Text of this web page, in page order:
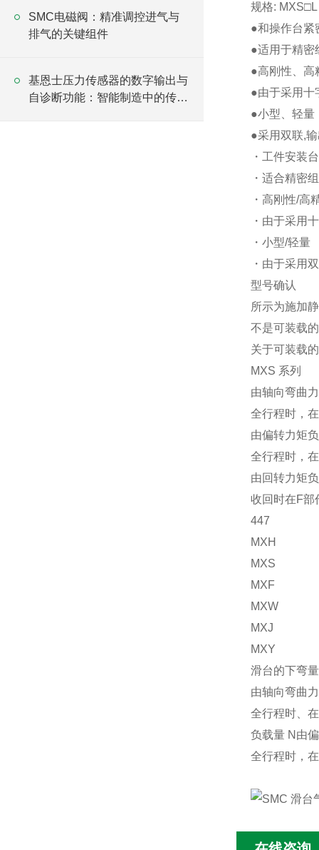
SMC电磁阀：精准调控进气与
排气的关键组件
基恩士压力传感器的数字输出与
自诊断功能：智能制造中的传感
规格:
●和操作台紧
●适用于精密
●高刚性、高
●由于采用十
●小型、轻量
●采用双联,
・工件安装
・适合精密
・高刚性/高
・由于采用
・小型/轻量
・由于采用
型号确认
所示为施加
不是可装载
关于可装载
MXS 系列
由轴向弯曲
全行程时，
由偏转力矩
全行程时，
由回转力矩
收回时在F部
447
MXH
MXS
MXF
MXW
MXJ
MXY
滑台的下弯
由轴向弯曲
全行程时、
负载量 N由
全行程时，